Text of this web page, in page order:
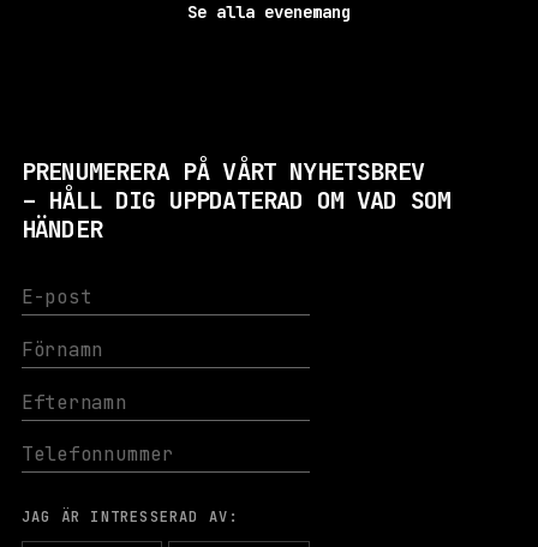
Se alla evenemang
PRENUMERERA PÅ VÅRT NYHETSBREV
– HÅLL DIG UPPDATERAD OM VAD SOM
HÄNDER
JAG ÄR INTRESSERAD AV: